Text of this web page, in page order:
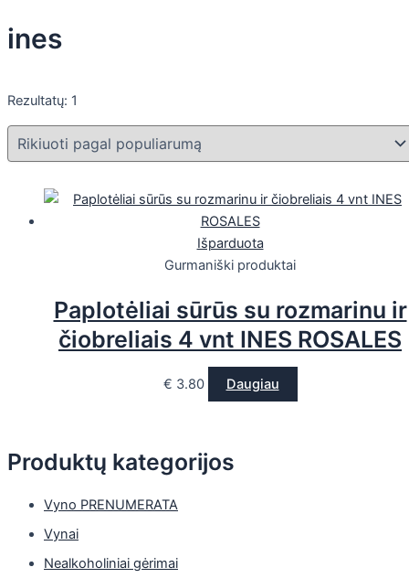
Produktų kategorijos
Vyno PRENUMERATA
Vynai
Nealkoholiniai gėrimai
ines
Rezultatų: 1
Išparduota
Gurmaniški produktai
Paplotėliai sūrūs su rozmarinu ir
čiobreliais 4 vnt INES ROSALES
€ 3.80 Daugiau